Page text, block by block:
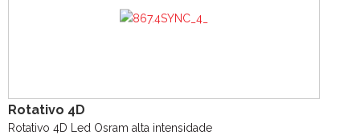
Rotativo 4D
Rotativo 4D Led Osram alta intensidade